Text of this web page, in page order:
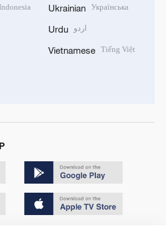
Ukrainian Українська
Urdu اردو
Vietnamese Tiếng Việt